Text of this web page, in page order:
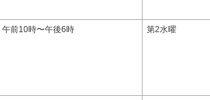
午前10時〜午後6時 第2水曜